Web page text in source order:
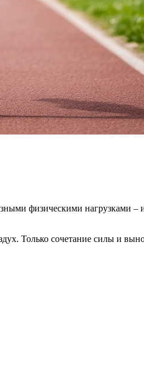
физическими нагрузками
Только сочетание силы и